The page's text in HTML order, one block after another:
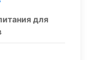
для